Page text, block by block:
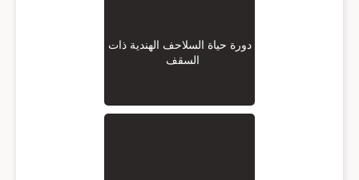
دورة حياة السلاحف الهندية ذات
السقف